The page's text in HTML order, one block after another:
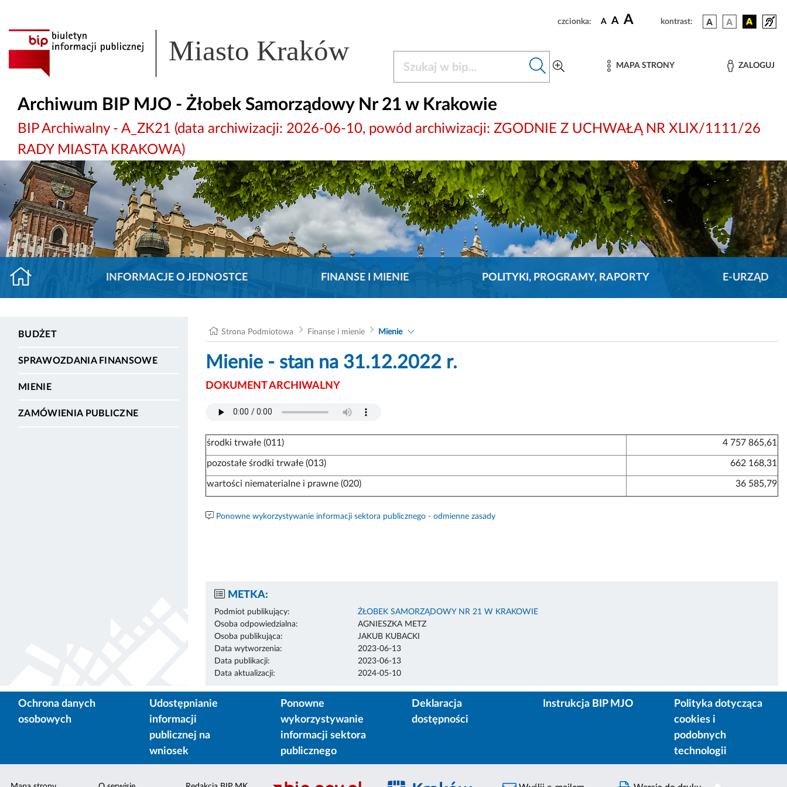
czcionka: A A A kontrast:
Miasto Kraków MAPA STRONY ZALOGUJ
Archiwum BIP MJO - Żłobek Samorządowy Nr 21 w Krakowie
BIP Archiwalny - A_ZK21 (data archiwizacji: 2026-06-10, powód archiwizacji: ZGODNIE Z UCHWAŁĄ NR XLIX/1111/26
RADY MIASTA KRAKOWA)
INFORMACJE O JEDNOSTCE FINANSE I MIENIE POLITYKI, PROGRAMY, RAPORTY E-URZĄD
BUDŻET
SPRAWOZDANIA FINANSOWE
MIENIE
ZAMÓWIENIA PUBLICZNE
Strona Podmiotowa Finanse i mienie Mienie
Mienie - stan na 31.12.2022 r.
DOKUMENT ARCHIWALNY
środki trwałe (011) 4 757 865,61
pozostałe środki trwałe (013) 662 168,31
wartości niematerialne i prawne (020) 36 585,79
Ponowne wykorzystywanie informacji sektora publicznego - odmienne zasady
METKA:
Podmiot publikujący:
ŻŁOBEK SAMORZĄDOWY NR 21 W KRAKOWIE
Osoba odpowiedzialna:
AGNIESZKA METZ
Osoba publikująca:
JAKUB KUBACKI
Data wytworzenia:
2023-06-13
Data publikacji:
2023-06-13
Data aktualizacji:
2024-05-10
Ochrona danych
osobowych
Udostępnianie
informacji
publicznej na
wniosek
Ponowne
wykorzystywanie
informacji sektora
publicznego
Deklaracja
dostępności
Instrukcja BIP MJO
Polityka dotycząca
cookies i
podobnych
technologii